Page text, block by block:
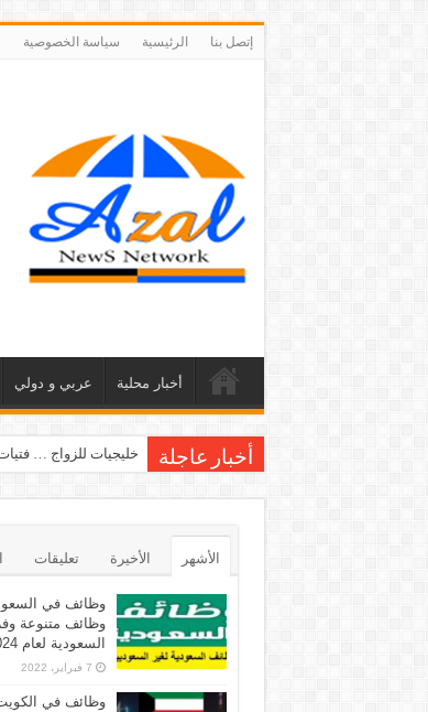
إتصل بنا الرئيسية سياسة الخصوصية
أخبار محلية عربي و دولي
أخبار عاجلة خليجيات للزواج …
الأشهر الأخيرة تعليقات
وظائف متنوعة
السعودية لعام 2024
7 فبراير، 2022